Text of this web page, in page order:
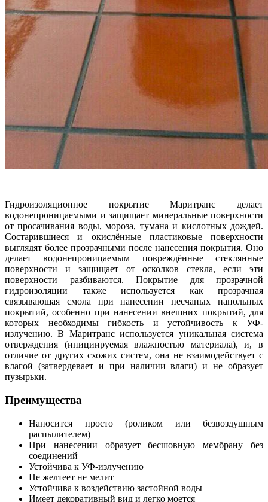
Гидроизоляционное покрытие Маритранс делает
водонепроницаемыми и защищает минеральные поверхности
от просачивания воды, мороза, тумана и кислотных дождей.
Состарившиеся и окислённые пластиковые поверхности
выглядят более прозрачными после нанесения покрытия. Оно
делает водонепроницаемым повреждённые стеклянные
поверхности и защищает от осколков стекла, если эти
поверхности разбиваются. Покрытие для прозрачной
гидроизоляции также используется как прозрачная
связывающая смола при нанесении песчаных напольных
покрытий, особенно при нанесении внешних покрытий, для
которых необходимы гибкость и устойчивость к УФ-
излучению. В Маритранс используется уникальная система
отверждения (инициируемая влажностью материала), и, в
отличие от других схожих систем, она не взаимодействует с
влагой (затвердевает и при наличии влаги) и не образует
пузырьки.
Преимущества
Наносится просто (роликом или безвоздушным
распылителем)
При нанесении образует бесшовную мембрану без
соединений
Устойчива к УФ-излучению
Не желтеет не мелит
Устойчива к воздействию застойной воды
Имеет декоративный вид и легко моется